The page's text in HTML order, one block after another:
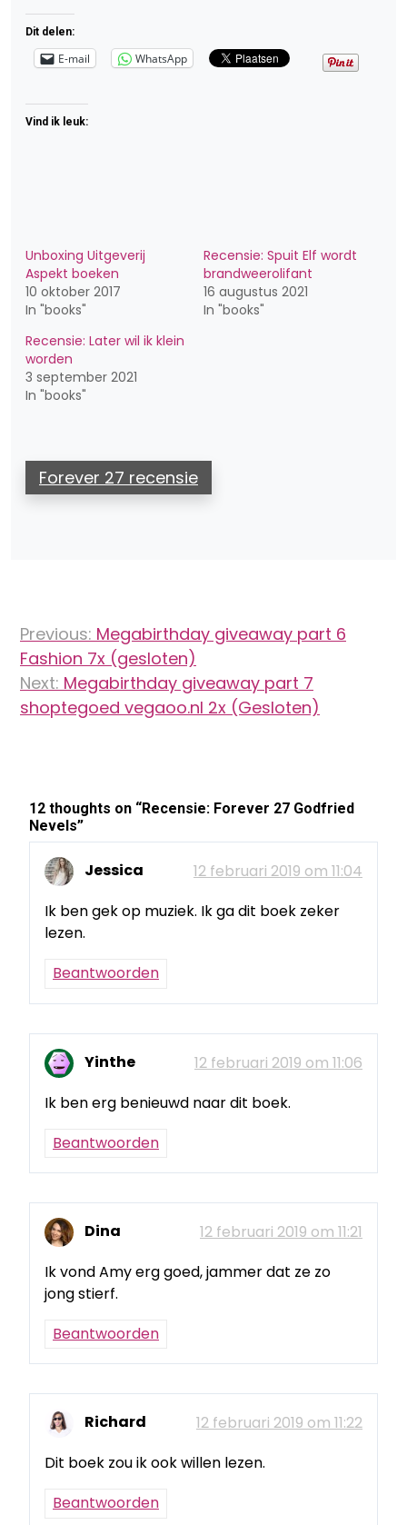
Dit delen:
E-mail WhatsApp
Vind ik leuk:
Unboxing Uitgeverij
Aspekt boeken
10 oktober 2017
In "books"
Recensie: Spuit Elf wordt
brandweerolifant
16 augustus 2021
In "books"
Recensie: Later wil ik klein
worden
3 september 2021
In "books"
Forever 27 recensie
navigatie
Previous: Megabirthday giveaway part 6
Fashion 7x (gesloten)
Next: Megabirthday giveaway part 7
shoptegoed vegaoo.nl 2x (Gesloten)
12 thoughts on “Recensie: Forever 27 Godfried
Nevels”
Jessica
12 februari 2019 om 11:04
Ik ben gek op muziek. Ik ga dit boek zeker
lezen.
Beantwoorden
Yinthe
12 februari 2019 om 11:06
Ik ben erg benieuwd naar dit boek.
Beantwoorden
Dina
12 februari 2019 om 11:21
Ik vond Amy erg goed, jammer dat ze zo
jong stierf.
Beantwoorden
Richard
12 februari 2019 om 11:22
Dit boek zou ik ook willen lezen.
Beantwoorden